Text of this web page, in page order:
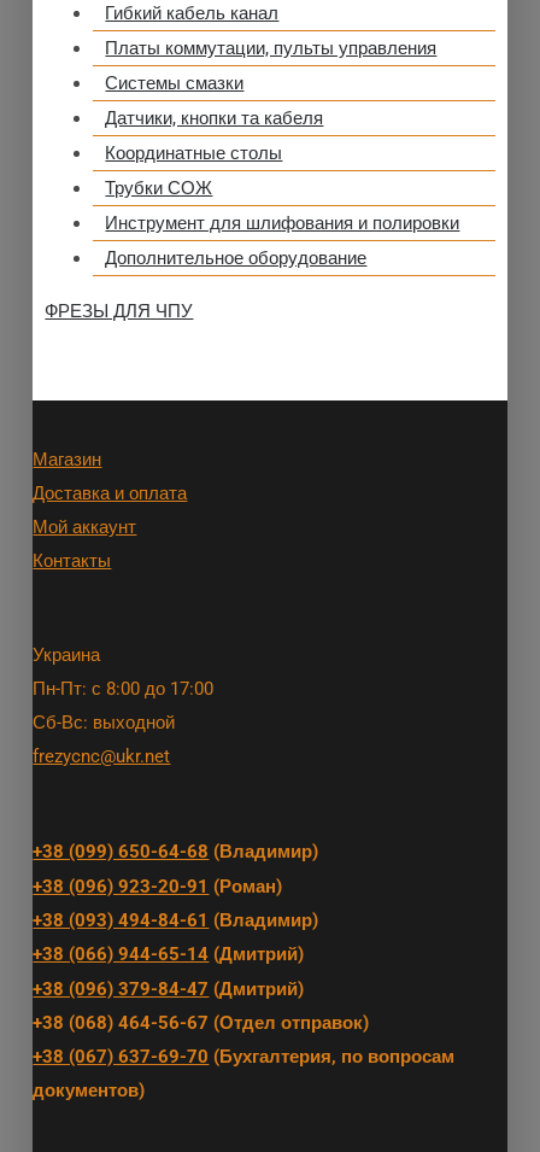
Гибкий кабель канал
Платы коммутации, пульты управления
Системы смазки
Датчики, кнопки та кабеля
Координатные столы
Трубки СОЖ
Инструмент для шлифования и полировки
Дополнительное оборудование
ФРЕЗЫ ДЛЯ ЧПУ
Магазин
Доставка и оплата
Мой аккаунт
Контакты
Украина
Пн-Пт: с 8:00 до 17:00
Сб-Вс: выходной
frezycnc@ukr.net
+38 (099) 650-64-68 (Владимир)
+38 (096) 923-20-91 (Роман)
+38 (093) 494-84-61 (Владимир)
+38 (066) 944-65-14 (Дмитрий)
+38 (096) 379-84-47 (Дмитрий)
+38 (068) 464-56-67 (Отдел отправок)
+38 (067) 637-69-70 (Бухгалтерия, по вопросам
документов)